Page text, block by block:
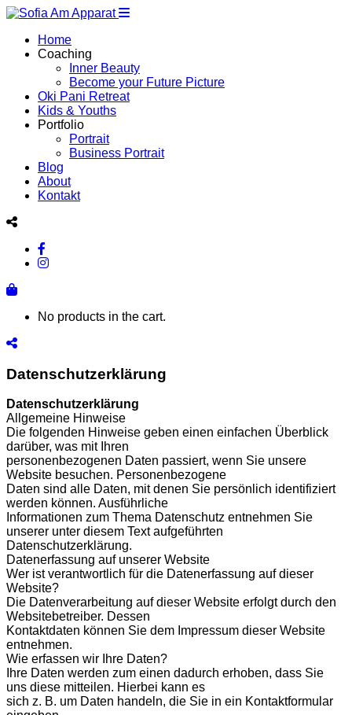
Home
Coaching
Inner Beauty
Become your Future Picture
Oki Pani Retreat
Kids & Youths
Portfolio
Portrait
Business Portrait
Blog
About
Kontakt
No products in the cart.
Datenschutzerklärung
Datenschutzerklärung
Allgemeine Hinweise
Die folgenden Hinweise geben einen einfachen Überblick
darüber, was mit Ihren
personenbezogenen Daten passiert, wenn Sie unsere
Website besuchen. Personenbezogene
Daten sind alle Daten, mit denen Sie persönlich identifiziert
werden können. Ausführliche
Informationen zum Thema Datenschutz entnehmen Sie
unserer unter diesem Text aufgeführten
Datenschutzerklärung.
Datenerfassung auf unserer Website
Wer ist verantwortlich für die Datenerfassung auf dieser
Website?
Die Datenverarbeitung auf dieser Website erfolgt durch den
Websitebetreiber. Dessen
Kontaktdaten können Sie dem Impressum dieser Website
entnehmen.
Wie erfassen wir Ihre Daten?
Ihre Daten werden zum einen dadurch erhoben, dass Sie
uns diese mitteilen. Hierbei kann es
sich z. B. um Daten handeln, die Sie in ein Kontaktformular